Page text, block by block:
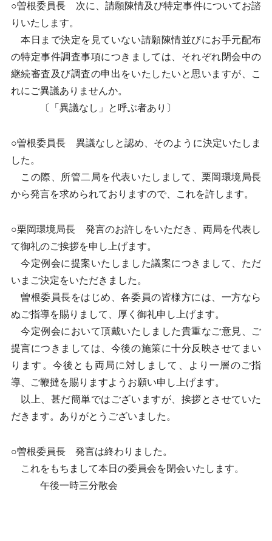
○曽根委員長 次に、請願陳情及び特定事件についてお諮
りいたします。
本日まで決定を見ていない請願陳情並びにお手元配布
の特定事件調査事項につきましては、それぞれ閉会中の
継続審査及び調査の申出をいたしたいと思いますが、こ
れにご異議ありませんか。
〔「異議なし」と呼ぶ者あり〕
○曽根委員長 異議なしと認め、そのように決定いたしま
した。
この際、所管二局を代表いたしまして、栗岡環境局長
から発言を求められておりますので、これを許します。
○栗岡環境局長 発言のお許しをいただき、両局を代表し
て御礼のご挨拶を申し上げます。
今定例会に提案いたしました議案につきまして、ただ
いまご決定をいただきました。
曽根委員長をはじめ、各委員の皆様方には、一方なら
ぬご指導を賜りまして、厚く御礼申し上げます。
今定例会において頂戴いたしました貴重なご意見、ご
提言につきましては、今後の施策に十分反映させてまい
ります。今後とも両局に対しまして、より一層のご指
導、ご鞭撻を賜りますようお願い申し上げます。
以上、甚だ簡単ではございますが、挨拶とさせていた
だきます。ありがとうございました。
○曽根委員長 発言は終わりました。
これをもちまして本日の委員会を閉会いたします。
午後一時三分散会